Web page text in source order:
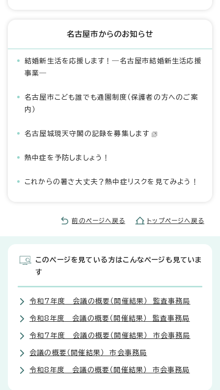
名古屋市からのお知らせ
結婚新生活を応援します！―名古屋市結婚新生活応援
事業―
名古屋市こども誰でも通園制度（保護者の方へのご案
内）
名古屋城現天守閣の記録を募集します
熱中症を予防しましょう！
これからの暑さ大丈夫？熱中症リスクを見てみよう！
前のページへ戻る トップページへ戻る
このページを見ている方はこんなページも見ていま
す
令和7年度 会議の概要（開催結果） 監査事務局
令和8年度 会議の概要（開催結果） 監査事務局
令和7年度 会議の概要（開催結果） 市会事務局
会議の概要（開催結果） 市会事務局
令和8年度 会議の概要（開催結果） 市会事務局